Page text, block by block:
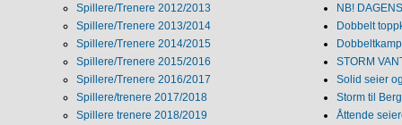
Spillere/Trenere 2012/2013
Spillere/Trenere 2013/2014
Spillere/Trenere 2014/2015
Spillere/Trenere 2015/2016
Spillere/Trenere 2016/2017
Spillere/trenere 2017/2018
Spillere trenere 2018/2019
NB!
Dobbelt
STORM
Solid seier
Storm til
Åttende